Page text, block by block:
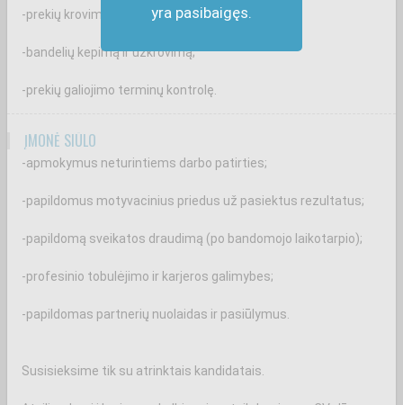
yra pasibaigęs.
-prekių krovimą ir priežiūrą prekybos salėje;
-bandelių kepimą ir užkrovimą;
-prekių galiojimo terminų kontrolę.
ĮMONĖ SIŪLO
-apmokymus neturintiems darbo patirties;
-papildomus motyvacinius priedus už pasiektus rezultatus;
-papildomą sveikatos draudimą (po bandomojo laikotarpio);
-profesinio tobulėjimo ir karjeros galimybes;
-papildomas partnerių nuolaidas ir pasiūlymus.
Susisieksime tik su atrinktais kandidatais.